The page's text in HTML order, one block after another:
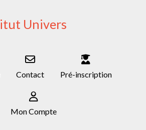
Univers
Contact Pré-inscription
Mon Compte